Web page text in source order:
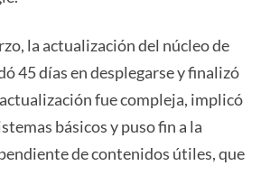
la actualización del núcleo de
45 días en desplegarse y finalizó
fue compleja, implicó
básicos y puso fin a la
de contenidos útiles, que